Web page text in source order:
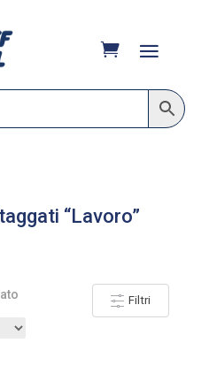
“Lavoro”
Filtri